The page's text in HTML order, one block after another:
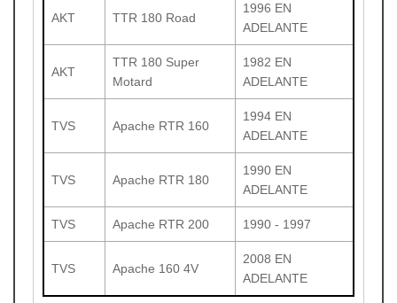
AKT TTR 180 Road
1996 EN
ADELANTE
AKT
TTR 180 Super
Motard
1982 EN
ADELANTE
TVS Apache RTR 160
1994 EN
ADELANTE
TVS Apache RTR 180
1990 EN
ADELANTE
TVS Apache RTR 200 1990 - 1997
TVS Apache 160 4V
2008 EN
ADELANTE